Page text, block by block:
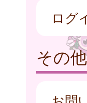
ログ
その他